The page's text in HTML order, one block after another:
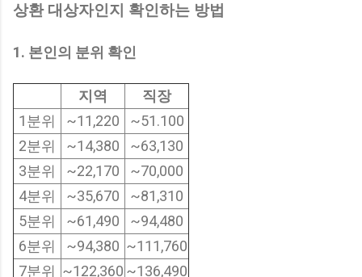
상환 대상자인지 확인하는 방법
1. 본인의 분위 확인
지역
직장
1분위
~11,220
~51.100
2분위
~14,380
~63,130
3분위
~22,170
~70,000
4분위
~35,670
~81,310
5분위
~61,490
~94,480
6분위
~94,380 ~111,760
7분위 ~122,360 ~136,490